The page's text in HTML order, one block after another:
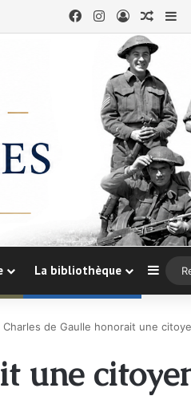
Facebook
InstagramConnexion
La bibliothèque
Charles de Gaulle honorait une
une